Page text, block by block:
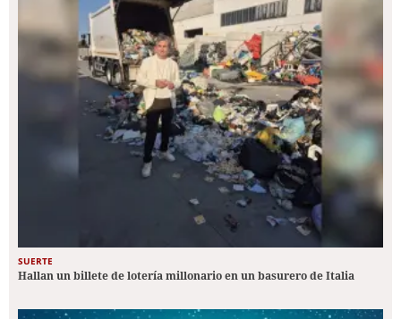
SUERTE
Hallan un billete de lotería millonario en un basurero de Italia